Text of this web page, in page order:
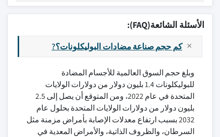
الأسئلة الشائعة(FAQ):
كم حجم صناعة مضادات البوليكلونات؟?
وبلغ حجم السوق العالمية للأجسام المضادة
للبوليكلونات 1.4 بليون دولار من دولارات الولايات
المتحدة في عام 2022، ومن المتوقع أن يصل إلى 2.5
بليون دولار من دولارات الولايات المتحدة بحلول عام
2032 بسبب ارتفاع معدلات الإصابة بأمراض مزمنة مثل
السرطان، والظروف الذاتية، والأمراض المعدية في